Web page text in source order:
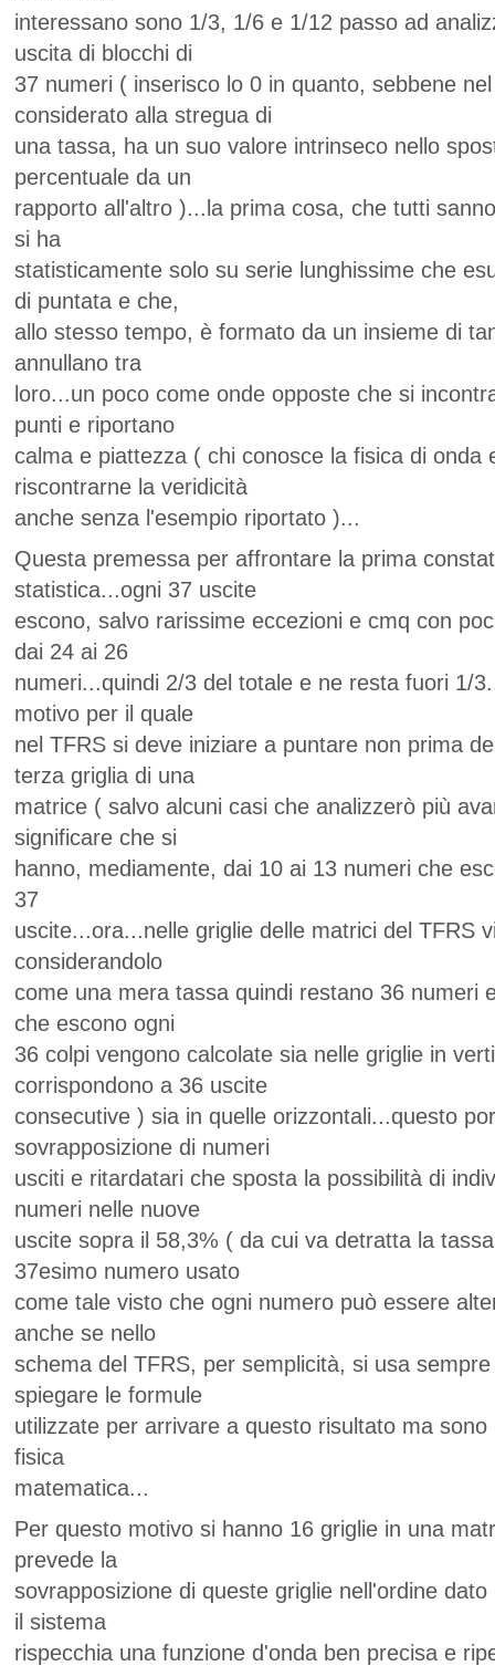
interessano sono 1/3, 1/6 e 1/12 passo ad
uscita di blocchi di
37 numeri ( inserisco lo 0 in quanto, sebbene
considerato alla stregua di
una tassa, ha un suo valore intrinseco nello
percentuale da un
rapporto all'altro )...la prima cosa, che tutti
si ha
statisticamente solo su serie lunghissime che
di puntata e che,
allo stesso tempo, è formato da un insieme di
annullano tra
loro...un poco come onde opposte che si
punti e riportano
calma e piattezza ( chi conosce la fisica di onda
riscontrarne la veridicità
anche senza l'esempio riportato )...
Questa premessa per affrontare la prima
statistica...ogni 37 uscite
escono, salvo rarissime eccezioni e cmq con
dai 24 ai 26
numeri...quindi 2/3 del totale e ne resta fuori 1/
motivo per il quale
nel TFRS si deve iniziare a puntare non prima
terza griglia di una
matrice ( salvo alcuni casi che analizzerò più
significare che si
hanno, mediamente, dai 10 ai 13 numeri che
37
uscite...ora...nelle griglie delle matrici del TFRS
considerandolo
come una mera tassa quindi restano 36 numeri
che escono ogni
36 colpi vengono calcolate sia nelle griglie in
corrispondono a 36 uscite
consecutive ) sia in quelle orizzontali...questo
sovrapposizione di numeri
usciti e ritardatari che sposta la possibilità di
numeri nelle nuove
uscite sopra il 58,3% ( da cui va detratta la
37esimo numero usato
come tale visto che ogni numero può essere
anche se nello
schema del TFRS, per semplicità, si usa
spiegare le formule
utilizzate per arrivare a questo risultato ma
fisica
matematica...
Per questo motivo si hanno 16 griglie in una
prevede la
sovrapposizione di queste griglie nell'ordine
il sistema
rispecchia una funzione d'onda ben precisa e